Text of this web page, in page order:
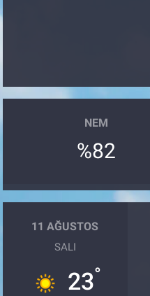
NEM
%82
11 AĞUSTOS
SALI
23°